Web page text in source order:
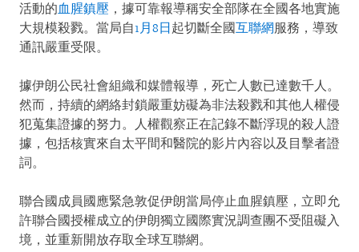
活動的血腥鎮壓 ，據可靠報導稱安全部隊在全國各地實施
大規模殺戮。當局自1月8日 起切斷全國互聯網服務，導致
通訊嚴重受限。
據伊朗公民社會組織和媒體報導，死亡人數已達數千人。
然而，持續的網絡封鎖嚴重妨礙為非法殺戮和其他人權侵
犯蒐集證據的努力。人權觀察正在記錄不斷浮現的殺人證
據，包括核實來自太平間和醫院的影片內容以及目擊者證
詞。
聯合國成員國應緊急敦促伊朗當局停止血腥鎮壓，立即允
許聯合國授權成立的伊朗獨立國際實況調查團不受阻礙入
境，並重新開放存取全球互聯網。